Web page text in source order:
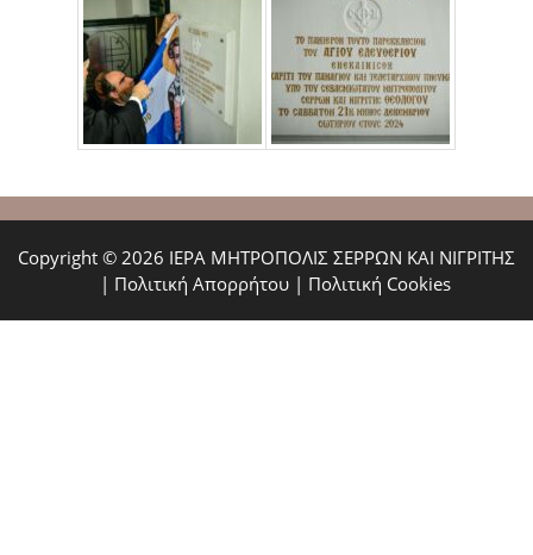
Copyright © 2026 ΙΕΡΑ ΜΗΤΡΟΠΟΛΙΣ ΣΕΡΡΩΝ ΚΑΙ ΝΙΓΡΙΤΗΣ
| Πολιτική Απορρήτου | Πολιτική Cookies